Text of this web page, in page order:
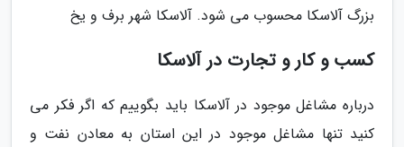
بزرگ آلاسکا محسوب می شود. آلاسکا شهر برف و یخ
کسب و کار و تجارت در آلاسکا
درباره مشاغل موجود در آلاسکا باید بگوییم که اگر فکر می
کنید تنها مشاغل موجود در این استان به معادن نفت و